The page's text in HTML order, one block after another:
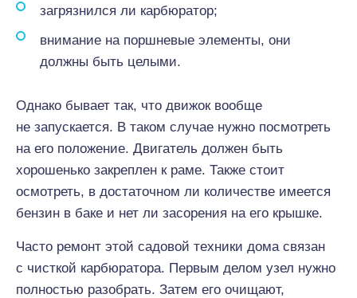
загрязнился ли карбюратор;
внимание на поршневые элементы, они
должны быть целыми.
Однако бывает так, что движок вообще
не запускается. В таком случае нужно посмотреть
на его положение. Двигатель должен быть
хорошенько закреплен к раме. Также стоит
осмотреть, в достаточном ли количестве имеется
бензин в баке и нет ли засорения на его крышке.
Часто ремонт этой садовой техники дома связан
с чисткой карбюратора. Первым делом узел нужно
полностью разобрать. Затем его очищают,